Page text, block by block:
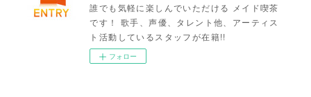
誰でも気軽に楽しんでいただける メイド喫茶
です！ 歌手、声優、タレント他、アーティス
ト活動しているスタッフが在籍!!
フォロー